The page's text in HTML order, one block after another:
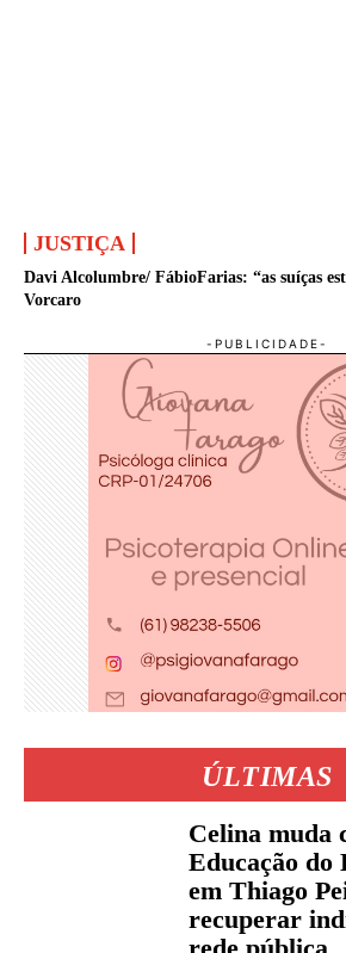
JUSTIÇA
Davi Alcolumbre/ FábioFarias: “as suíças
Vorcaro
ÚLTIMAS
Celina muda
Educação do
em Thiago
recuperar